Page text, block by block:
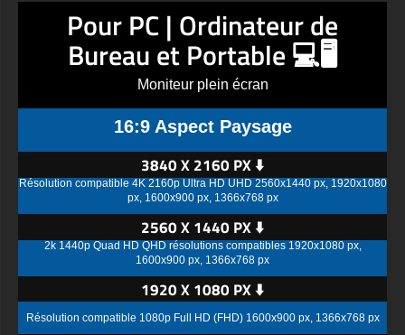
Pour PC | Ordinateur de
Bureau et Portable 💻🖥️
Moniteur plein écran
16:9 Aspect Paysage
3840 X 2160 PX ⬇️
Résolution compatible 4K 2160p Ultra HD UHD 2560x1440 px, 1920x1080
px, 1600x900 px, 1366x768 px
2560 X 1440 PX ⬇️
2k 1440p Quad HD QHD résolutions compatibles 1920x1080 px,
1600x900 px, 1366x768 px
1920 X 1080 PX ⬇️
Résolution compatible 1080p Full HD (FHD) 1600x900 px, 1366x768 px